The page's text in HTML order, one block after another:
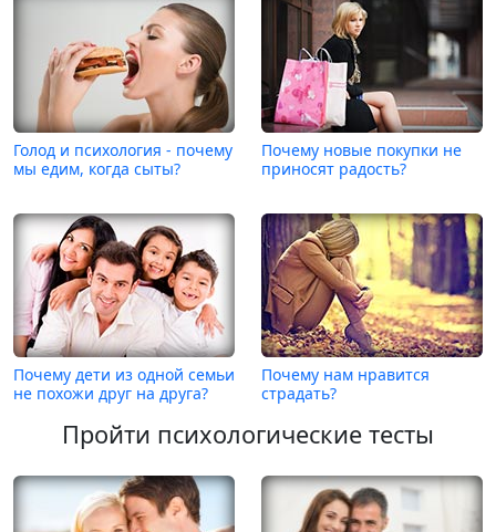
Голод и психология - почему
мы едим, когда сыты?
Почему новые покупки не
приносят радость?
Почему дети из одной семьи
не похожи друг на друга?
Почему нам нравится
страдать?
Пройти психологические тесты